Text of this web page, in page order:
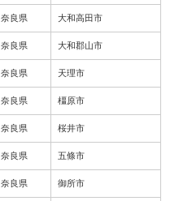
奈良県 大和高田市
奈良県 大和郡山市
奈良県 天理市
奈良県 橿原市
奈良県 桜井市
奈良県 五條市
奈良県 御所市